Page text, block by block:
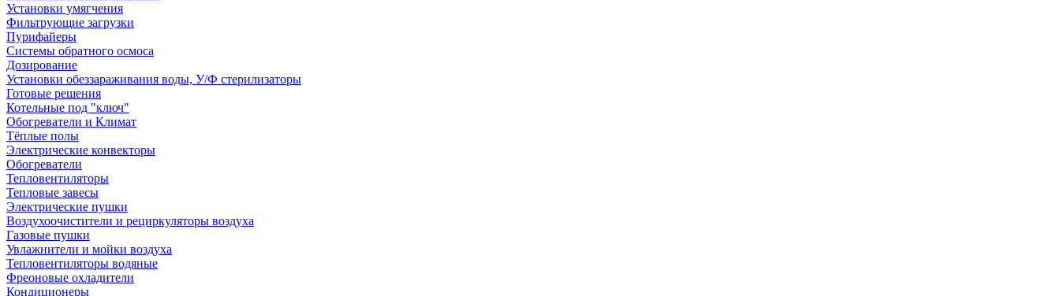
Установки умягчения
Фильтрующие загрузки
Пурифайеры
Системы обратного осмоса
Дозирование
Установки обеззараживания воды, У/Ф стерилизаторы
Готовые решения
Котельные под "ключ"
Обогреватели и Климат
Тёплые полы
Электрические конвекторы
Обогреватели
Тепловентиляторы
Тепловые завесы
Электрические пушки
Воздухоочистители и рециркуляторы воздуха
Газовые пушки
Увлажнители и мойки воздуха
Тепловентиляторы водяные
Фреоновые охладители
Кондиционеры